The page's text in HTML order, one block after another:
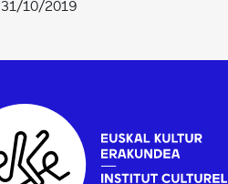
31/10/2019